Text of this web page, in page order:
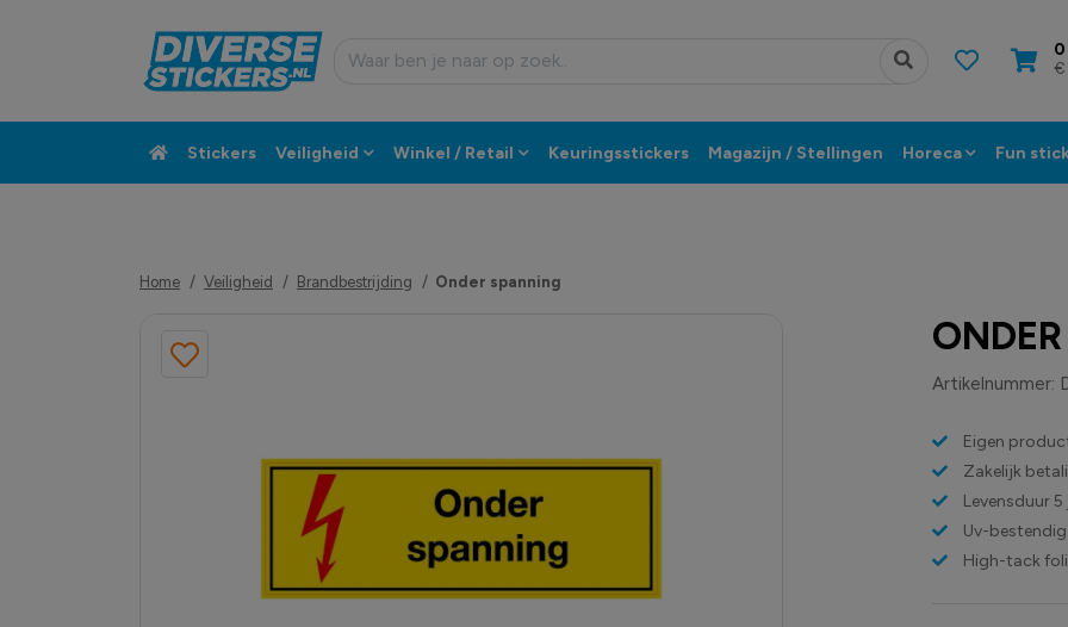
Stickers Veiligheid Winkel / Retail Keuringsstickers Magazijn / Stellingen Horeca Fun
Home Veiligheid Brandbestrijding Onder spanning
Artikelnummer:
Eigen
Zakelijk
Levensduur 5
Uv-
High-tack